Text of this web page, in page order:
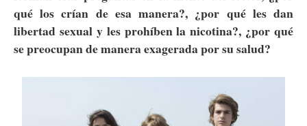
qué los crían de esa manera?, ¿por qué les dan
libertad sexual y les prohíben la nicotina?, ¿por qué
se preocupan de manera exagerada por su salud?